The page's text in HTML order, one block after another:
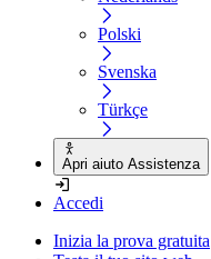
Polski
Svenska
Türkçe
Apri aiuto Assistenza
Accedi
Inizia la prova gratuita